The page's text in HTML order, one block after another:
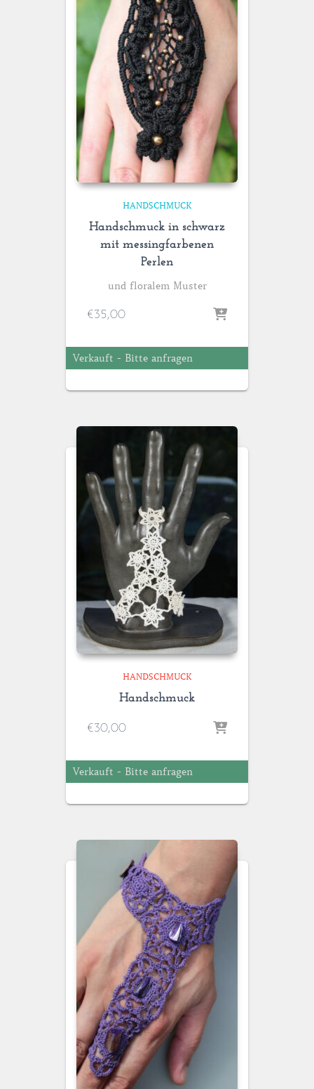
HANDSCHMUCK
Handschmuck in schwarz
mit messingfarbenen
Perlen
und floralem Muster
€35,00
Verkauft - Bitte anfragen
HANDSCHMUCK
Handschmuck
€30,00
Verkauft - Bitte anfragen